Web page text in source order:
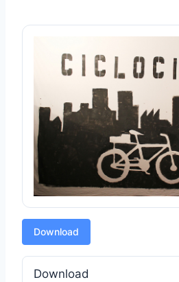
Download
Download